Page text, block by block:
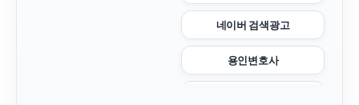
네이버 검색광고
용인변호사